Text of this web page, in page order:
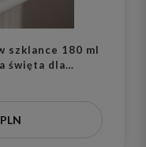
szklance 180 ml
święta dla